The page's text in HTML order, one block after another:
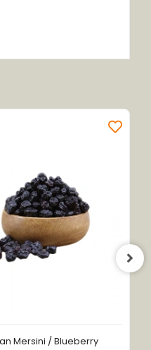
Mersini / Blueberry